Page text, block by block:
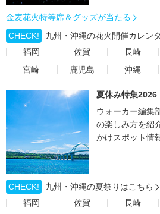
金麦花火特等席＆グッズが当たる
CHECK!
九州・沖縄の花火開催カレン
福岡
佐賀 長崎
宮崎
鹿児島 沖縄
夏休み特集2026
ウォーカー編集
の楽しみ方を紹
かけスポット情
CHECK!
九州・沖縄の夏祭りはこちら
福岡
佐賀 長崎